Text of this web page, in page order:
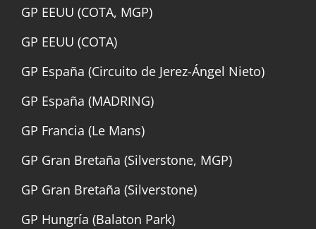
GP EEUU (COTA, MGP)
GP EEUU (COTA)
GP España (Circuito de Jerez-Ángel Nieto)
GP España (MADRING)
GP Francia (Le Mans)
GP Gran Bretaña (Silverstone, MGP)
GP Gran Bretaña (Silverstone)
GP Hungría (Balaton Park)